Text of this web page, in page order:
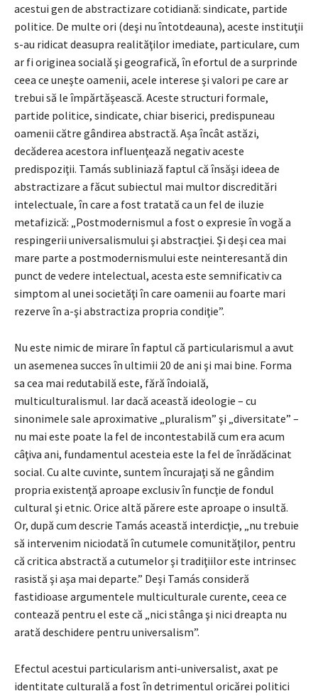
acestui gen de abstractizare cotidiană: sindicate, partide
politice. De multe ori (deşi nu întotdeauna), aceste instituţii
s-au ridicat deasupra realităţilor imediate, particulare, cum
ar fi originea socială şi geografică, în efortul de a surprinde
ceea ce uneşte oamenii, acele interese şi valori pe care ar
trebui să le împărtăşească. Aceste structuri formale,
partide politice, sindicate, chiar biserici, predispuneau
oamenii către gândirea abstractă. Așa încât astăzi,
decăderea acestora influenţează negativ aceste
predispoziţii. Tamás subliniază faptul că însăşi ideea de
abstractizare a făcut subiectul mai multor discreditări
intelectuale, în care a fost tratată ca un fel de iluzie
metafizică: „Postmodernismul a fost o expresie în vogă a
respingerii universalismului şi abstracţiei. Şi deşi cea mai
mare parte a postmodernismului este neinteresantă din
punct de vedere intelectual, acesta este semnificativ ca
simptom al unei societăţi în care oamenii au foarte mari
rezerve în a-şi abstractiza propria condiţie”.
Nu este nimic de mirare în faptul că particularismul a avut
un asemenea succes în ultimii 20 de ani şi mai bine. Forma
sa cea mai redutabilă este, fără îndoială,
multiculturalismul. Iar dacă această ideologie – cu
sinonimele sale aproximative „pluralism” şi „diversitate” –
nu mai este poate la fel de incontestabilă cum era acum
câţiva ani, fundamentul acesteia este la fel de înrădăcinat
social. Cu alte cuvinte, suntem încurajaţi să ne gândim
propria existenţă aproape exclusiv în funcţie de fondul
cultural şi etnic. Orice altă părere este aproape o insultă.
Or, după cum descrie Tamás această interdicţie, „nu trebuie
să intervenim niciodată în cutumele comunităţilor, pentru
că critica abstractă a cutumelor şi tradiţiilor este intrinsec
rasistă şi aşa mai departe.” Deşi Tamás consideră
fastidioase argumentele multiculturale curente, ceea ce
contează pentru el este că „nici stânga şi nici dreapta nu
arată deschidere pentru universalism”.
Efectul acestui particularism anti-universalist, axat pe
identitate culturală a fost în detrimentul oricărei politici